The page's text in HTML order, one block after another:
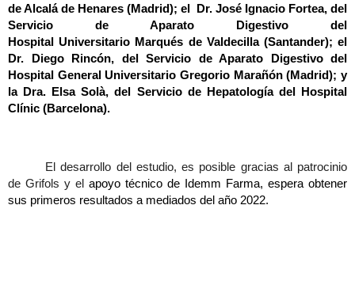
de Alcalá de Henares (Madrid); el
Dr. José Ignacio Fortea, del
Servicio de Aparato Digestivo del
Hospital Universitario Marqués de Valdecilla (Santander); el
Dr. Diego Rincón, del Servicio de Aparato Digestivo del
Hospital General Universitario Gregorio Marañón (Madrid); y
la Dra. Elsa Solà, del Servicio de Hepatologíadel
Hospital
Clínic (Barcelona).
El desarrollo del estudio, es posible gracias al patrocinio
de Grifols y el apoyo técnico de Idemm Farma, espera obtener
sus primeros resultados a mediados del año 2022.